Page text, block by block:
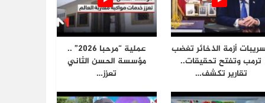
أزمة الذخائر تغضب
ترمب وتفتح تحقيقات..
تقارير تكشف…
عملية “مرحبا 2026” ..
مؤسسة الحسن الثاني
تعزز…